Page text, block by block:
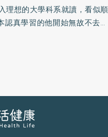
理想的大學科系就讀，看似順
真學習的他開始無故不去上